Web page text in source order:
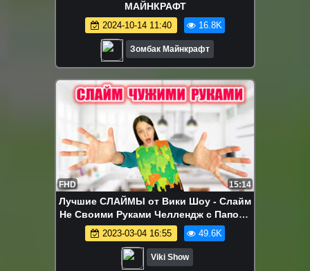
МАЙНКРАФТ
2024-10-14 11:40 16.8K
Зомбак Майнкрафт
FHD 15:14
Лучшие СЛАЙМЫ от Вики Шоу - Слайм
Не Своими Руками Челлендж с Папой /
Вики Шоу
2023-03-04 16:55 49.6K
Viki Show